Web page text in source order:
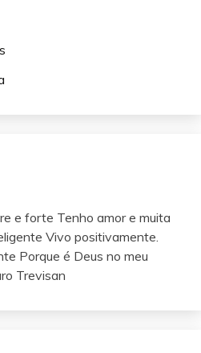
e forte Tenho amor e muita
Vivo positivamente.
Porque é Deus no meu
Trevisan